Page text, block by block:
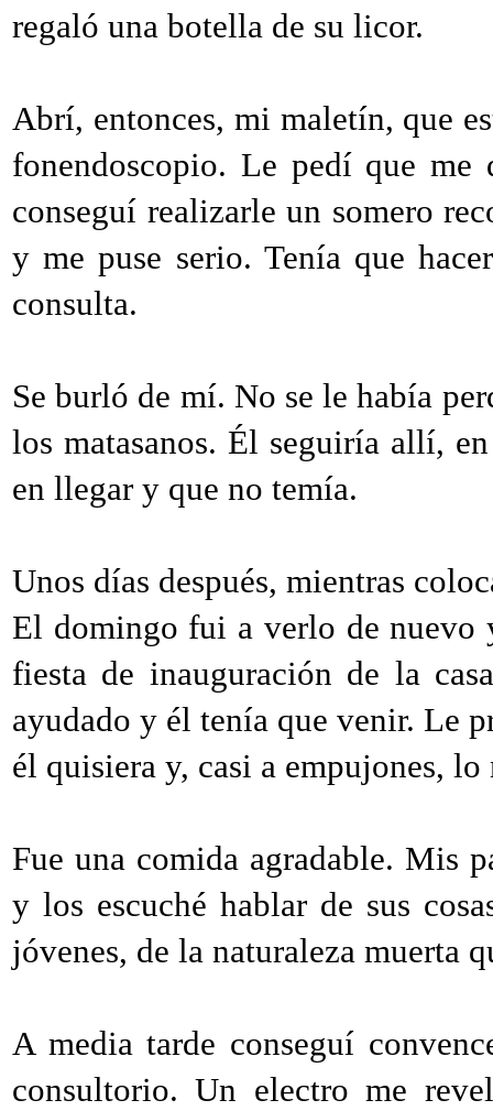
regaló una botella de su licor.
Abrí, entonces, mi maletín, que
fonendoscopio. Le pedí que me
conseguí realizarle un somero
y me puse serio. Tenía que
consulta.
Se burló de mí. No se le había
los matasanos. Él seguiría allí,
en llegar y que no temía.
Unos días después, mientras
El domingo fui a verlo de nuevo
fiesta de inauguración de la
ayudado y él tenía que venir. Le
él quisiera y, casi a empujones,
Fue una comida agradable. Mis
y los escuché hablar de sus
jóvenes, de la naturaleza muerta
A media tarde conseguí
consultorio. Un electro me